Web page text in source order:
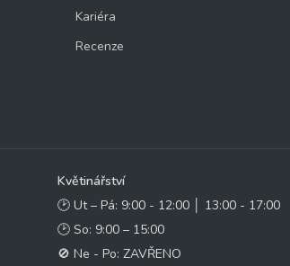
Kariéra
Recenze
Květinářství
🕑 Ut – Pá: 9:00 - 12:00 │ 13:00 - 17:00
🕑 So: 9:00 – 15:00
🚫 Ne - Po: ZAVŘENO